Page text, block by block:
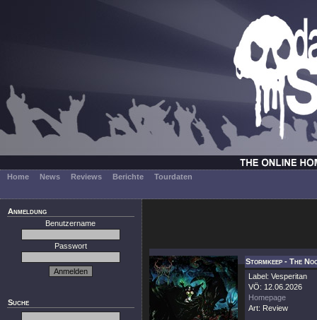
Home News Reviews Berichte Tourdaten
Anmeldung
Benutzername
Passwort
Suche
Stormkeep - The
Label: Vesperitan
VÖ: 12.06.2026
Homepage
Art: Review